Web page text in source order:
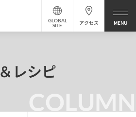
アクセス
GLOBAL
SITE
COLUMN
レシピ